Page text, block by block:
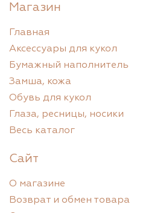
Магазин
Главная
Аксессуары для кукол
Бумажный наполнитель
Замша, кожа
Обувь для кукол
Глаза, ресницы, носики
Весь каталог
Сайт
О магазине
Возврат и обмен товара